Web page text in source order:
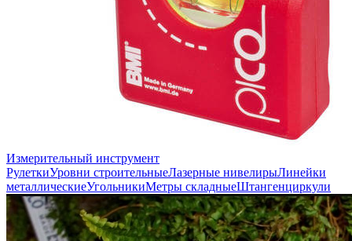
Измерительный инструмент
РулеткиУровни строительныеЛазерные нивелирыЛинейки
металлическиеУгольникиМетры складныеШтангенциркули